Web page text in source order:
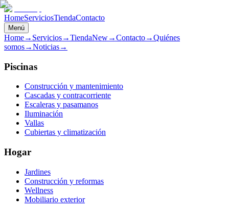
HomeServiciosTiendaContacto
Menú
Home→ Servicios→TiendaNew→Contacto→Quiénes
somos→Noticias→
Piscinas
Construcción y mantenimiento
Cascadas y contracorriente
Escaleras y pasamanos
Iluminación
Vallas
Cubiertas y climatización
Hogar
Jardines
Construcción y reformas
Wellness
Mobiliario exterior